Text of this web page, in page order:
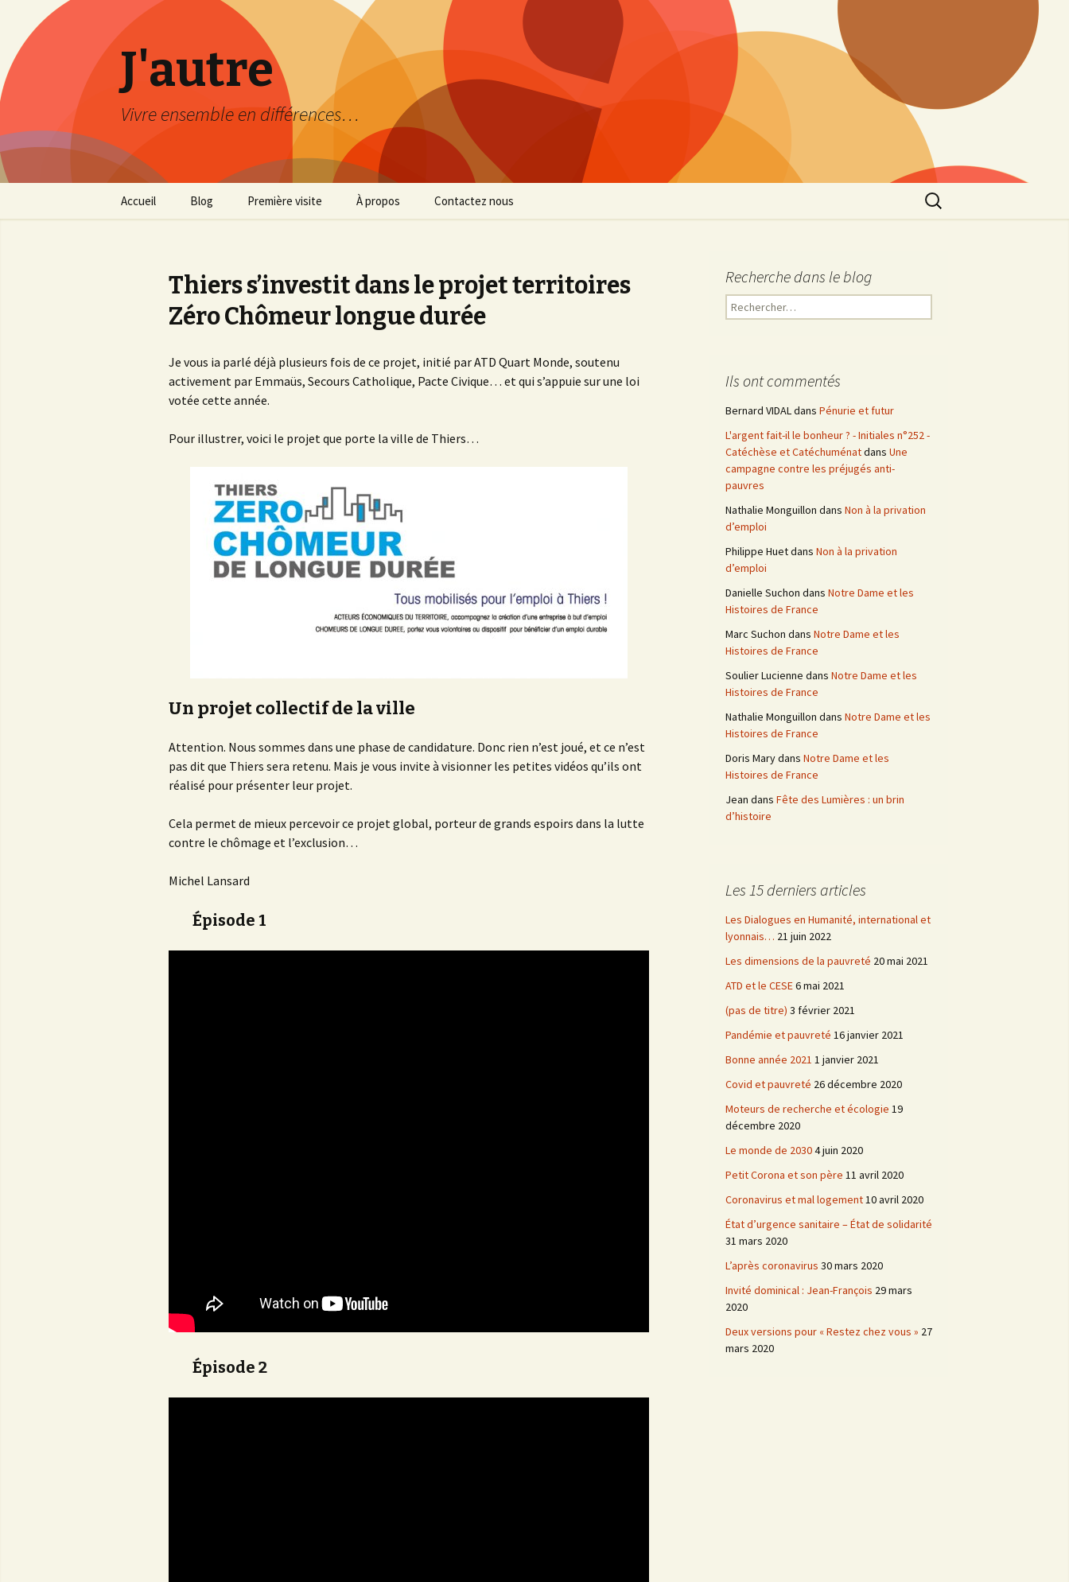
J'autre
Vivre ensemble en différences…
Aller
Accueil Blog Première visite
Mode d’emploi
Plan du site
À propos
Mentions légales
Contactez nous Rechercher :
Thiers s’investit dans le projet territoires
Zéro Chômeur longue durée
Je vous ia parlé déjà plusieurs fois de ce projet, initié par ATD Quart Monde, soutenu
activement par Emmaüs, Secours Catholique, Pacte Civique… et qui s’appuie sur une loi
votée cette année.
Pour illustrer, voici le projet que porte la ville de Thiers…
Un projet collectif de la ville
Attention. Nous sommes dans une phase de candidature. Donc rien n’est joué, et ce n’est
pas dit que Thiers sera retenu. Mais je vous invite à visionner les petites vidéos qu’ils ont
réalisé pour présenter leur projet.
Cela permet de mieux percevoir ce projet global, porteur de grands espoirs dans la lutte
contre le chômage et l’exclusion…
Michel Lansard
Épisode 1
Épisode 2
Recherche dans le blog
R
e
r
h
e
r
:
Ils ont commentés
Bernard VIDALdans Pénurie et futur
L'argent fait-il le bonheur ? - Initiales n°252 -
Catéchèse et Catéchuménatdans Une
campagne contre les préjugés anti-
pauvres
Nathalie Monguillon dans Non à la privation
d’emploi
Philippe Huetdans Non à la privation
d’emploi
Danielle Suchon dans Notre Dame et les
Histoires de France
Marc Suchon dans Notre Dame et les
Histoires de France
Soulier Lucienne dans Notre Dame et les
Histoires de France
Nathalie Monguillon dans Notre Dame et les
Histoires de France
Doris Marydans Notre Dame et les
Histoires de France
Jean dans Fête des Lumières : un brin
d’histoire
Les 15 derniers articles
Les Dialogues en Humanité, international et
lyonnais… 21 juin 2022
Les dimensions de la pauvreté 20 mai 2021
ATD et le CESE6 mai 2021
(pas de titre) 3 février 2021
Pandémie et pauvreté 16 janvier 2021
Bonne année 2021 1 janvier 2021
Covid et pauvreté 26 décembre 2020
Moteurs de recherche et écologie 19
décembre 2020
Le monde de 20304 juin 2020
Petit Corona et son père 11 avril 2020
Coronavirus et mal logement10 avril 2020
État d’urgence sanitaire – État de solidarité
31 mars 2020
L’après coronavirus 30 mars 2020
Invité dominical : Jean-François 29 mars
2020
Deux versions pour « Restez chez vous » 27
mars 2020